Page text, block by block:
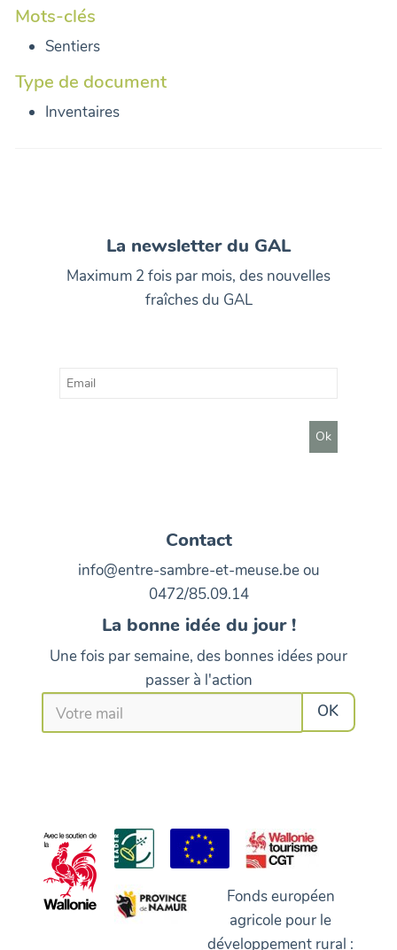
Mots-clés
Sentiers
Type de document
Inventaires
La newsletter du GAL
Maximum 2 fois par mois, des nouvelles
fraîches du GAL
Contact
info@entre-sambre-et-meuse.be ou
0472/85.09.14
La bonne idée du jour !
Une fois par semaine, des bonnes idées pour
passer à l'action
Fonds européen
agricole pour le
développement rural :